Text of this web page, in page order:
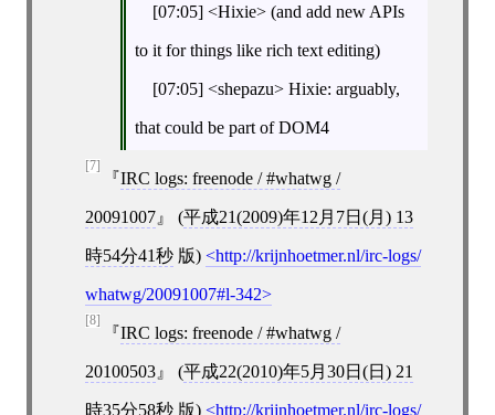
[07:05] <Hixie> (and add new APIs
to it for things like rich text editing)
[07:05] <shepazu> Hixie: arguably,
that could be part of DOM4
[7]
IRC logs: freenode / #whatwg /
20091007 (平成21(2009)年12月7日(月) 13
時54分41秒版) http://krijnhoetmer.nl/irc-logs/
whatwg/20091007#l-342
[8]
IRC logs: freenode / #whatwg /
20100503 (平成22(2010)年5月30日(日) 21
時35分58秒版) http://krijnhoetmer.nl/irc-logs/